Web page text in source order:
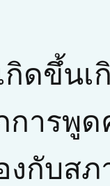
ดขึ้นเ
การพู
งกับส